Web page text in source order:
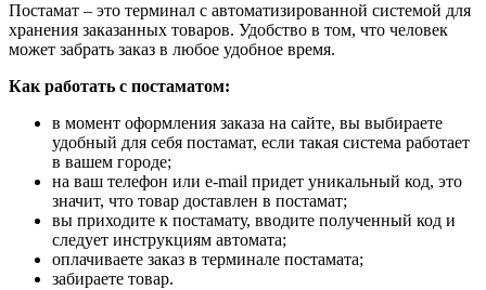
Постамат – это терминал с автоматизированной системой для
хранения заказанных товаров. Удобство в том, что человек
может забрать заказ в любое удобное время.
Как работать с постаматом:
в момент оформления заказа на сайте, вы выбираете
удобный для себя постамат, если такая система работает
в вашем городе;
на ваш телефон или e-mail придет уникальный код, это
значит, что товар доставлен в постамат;
вы приходите к постамату, вводите полученный код и
следует инструкциям автомата;
оплачиваете заказ в терминале постамата;
забираете товар.